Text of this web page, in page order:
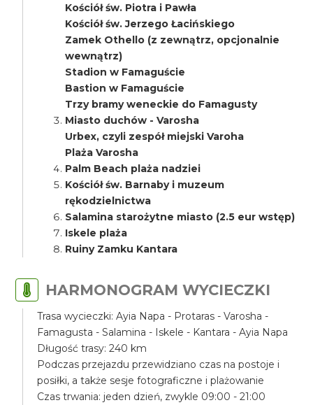
Kościół św. Piotra i Pawła
Kościół św. Jerzego Łacińskiego
Zamek Othello (z zewnątrz, opcjonalnie
wewnątrz)
Stadion w Famaguście
Bastion w Famaguście
Trzy bramy weneckie do Famagusty
Miasto duchów - Varosha
Urbex, czyli zespół miejski Varoha
Plaża Varosha
Palm Beach plaża nadziei
Kościół św. Barnaby i muzeum
rękodzielnictwa
Salamina starożytne miasto (2.5 eur wstęp)
Iskele plaża
Ruiny Zamku Kantara
HARMONOGRAM WYCIECZKI
Trasa wycieczki: Ayia Napa - Protaras - Varosha -
Famagusta - Salamina - Iskele - Kantara - Ayia Napa
Długość trasy: 240 km
Podczas przejazdu przewidziano czas na postoje i
posiłki, a także sesje fotograficzne i plażowanie
Czas trwania: jeden dzień, zwykle 09:00 - 21:00